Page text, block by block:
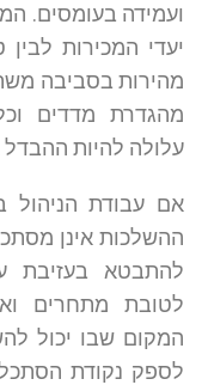
ועמידה בעומסים.
יעדי המכירות
מהירות בסביבה
מהגדרת מדדים
עלולה להיות ההבדל
אם עבודת הניהול
ההשלכות אינן
להתבטא בעזיבת
לטובת מתחרים
המקום שבו יכול
לספק נקודת